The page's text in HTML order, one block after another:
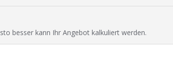
besser kann Ihr Angebot kalkuliert werden.